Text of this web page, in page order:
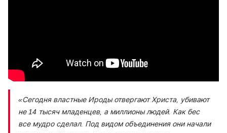
«Сегодня властные Ироды отвергают Христа, убивают
не 14 тысяч младенцев, а миллионы людей. Как бес
все мудро сделал. Под видом объединения они начали